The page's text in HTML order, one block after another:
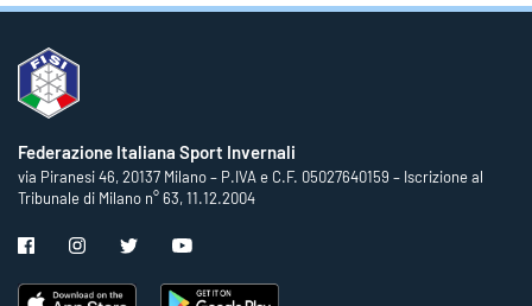
Federazione Italiana Sport Invernali
via Piranesi 46, 20137 Milano – P.IVA e C.F. 05027640159 – Iscrizione al
Tribunale di Milano n° 63, 11.12.2004